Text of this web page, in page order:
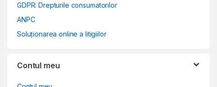
GDPR: Drepturile consumatorilor
ANPC
Soluționarea online a litigiilor
Contul meu